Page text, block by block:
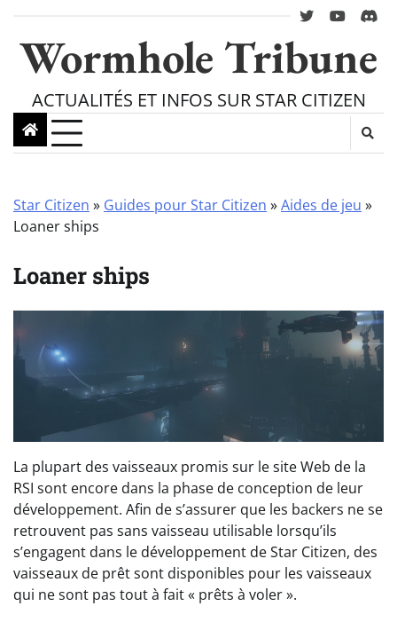
content
twitteryoutube
Wormhole Tribune
ACTUALITÉS ET INFOS SUR STAR CITIZEN
Star Citizen » Guides pour Star Citizen »Aides de jeu »
Loaner ships
Loaner ships
La plupart des vaisseaux promis sur le site Web de la
RSI sont encore dans la phase de conception de leur
développement. Afin de s’assurer que les backers ne se
retrouvent pas sans vaisseau utilisable lorsqu’ils
s’engagent dans le développement de Star Citizen, des
vaisseaux de prêt sont disponibles pour les vaisseaux
qui ne sont pas tout à fait « prêts à voler ».